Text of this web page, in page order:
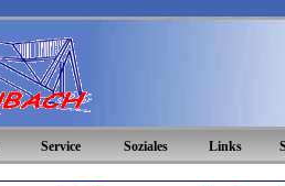
Service Soziales Links